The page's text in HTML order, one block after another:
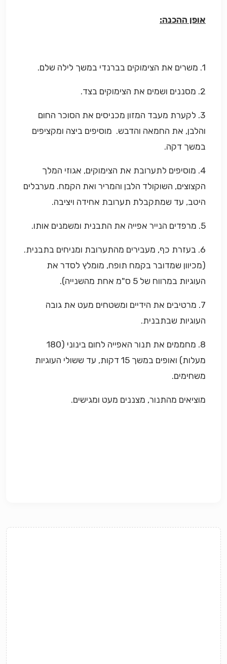
אופן ההכנה:
1. משרים את הצימוקים בברנדי במשך לילה שלם.
2. מסננים ושמים את הצימוקים בצד.
3. לקערת מעבד המזון מכניסים את הסוכר החום
והלבן, את החמאה והדבש. מוסיפים ביצה ומקציפים
במשך דקה.
4. מוסיפים לתערובת את הצימוקים, אגוזי המלך
הקצוצים, השוקולד הלבן והמריר ואת הקמח. מערבלים
היטב, עד שמתקבלת תערובת אחידה ויציבה.
5. מרפדים הנייר אפייה את התבנית ומשמנים אותו.
6. בעזרת כף, מעבירים מהתערובת ומניחים בתבנית.
(מכיוון שמדובר בקמח תופח, מומלץ לסדר את
העוגיות במרווח של 5 ס"מ אחת מהשנייה).
7. מרטיבים את הידיים ומשטחים מעט את גובה
העוגיות שבתבנית.
8. מחממים את תנור האפייה לחום בינוני (180
מעלות) ואופים במשך 15 דקות, עד ששולי העוגיות
משחימים.
מוציאים מהתנור, מצננים מעט ומגישים.